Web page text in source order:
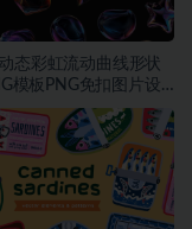
态彩虹流动曲线形状
模板PNG免扣图片设